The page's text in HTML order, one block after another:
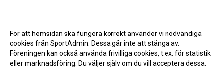
För att hemsidan ska fungera korrekt använder vi nödvändiga
cookies från SportAdmin. Dessa går inte att stänga av.
Föreningen kan också använda frivilliga cookies, t.ex. för statistik
eller marknadsföring. Du väljer själv om du vill acceptera dessa.